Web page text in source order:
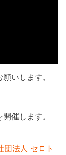
いします。
催します。
団法人 セロト